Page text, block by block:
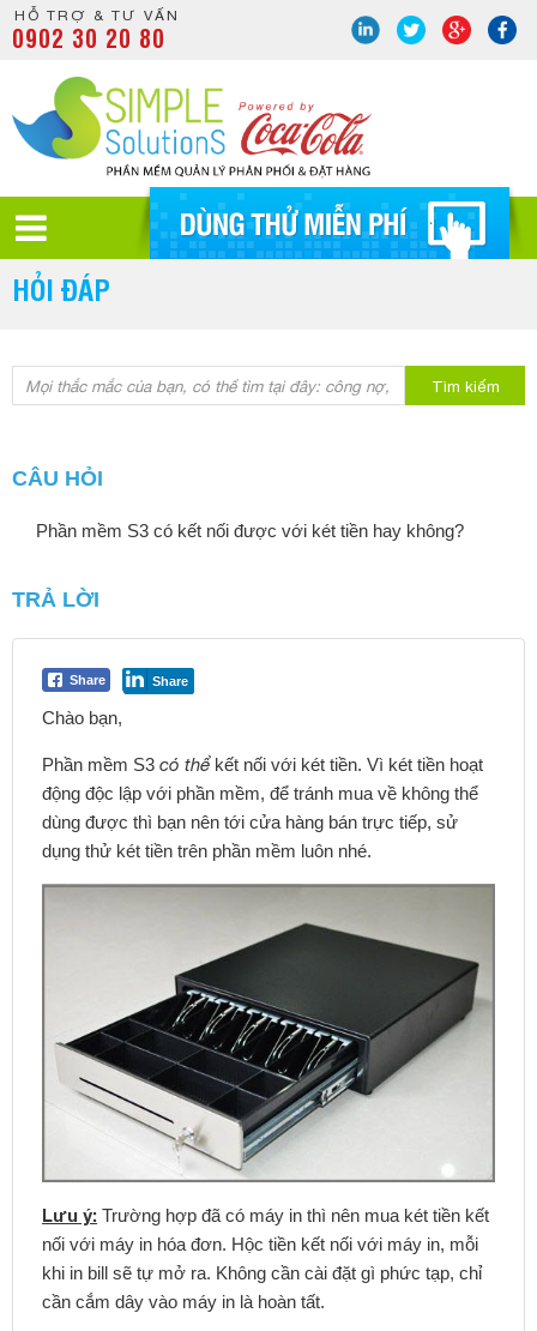
HỖ TRỢ & TƯ VẤN
0902 30 20 80
HỎI ĐÁP
Tìm kiếm
CÂU HỎI
Phần mềm S3 có kết nối được với két tiền hay không?
TRẢ LỜI
Share Share
Chào bạn,
Phần mềm S3 có thểkết nối với két tiền. Vì két tiền hoạt
động độc lập với phần mềm, để tránh mua về không thể
dùng được thì bạn nên tới cửa hàng bán trực tiếp, sử
dụng thử két tiền trên phần mềm luôn nhé.
Lưu ý: Trường hợp đã có máy in thì nên mua két tiền kết
nối với máy in hóa đơn. Hộc tiền kết nối với máy in, mỗi
khi in bill sẽ tự mở ra. Không cần cài đặt gì phức tạp, chỉ
cần cắm dây vào máy in là hoàn tất.